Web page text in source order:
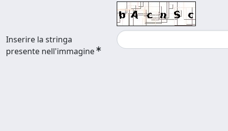
Inserire la stringa
presente nell'immagine